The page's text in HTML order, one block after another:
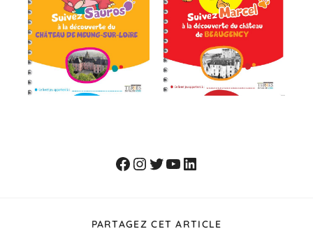
PARTAGEZ CET ARTICLE